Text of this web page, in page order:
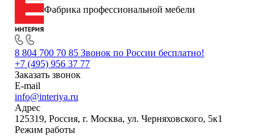
Фабрика профессиональной мебели
8 804 700 70 85 Звонок по России бесплатно!
+7 (495) 956 37 77
Заказать звонок
E-mail
info@interiya.ru
Адрес
125319, Россия, г. Москва, ул. Черняховского, 5к1
Режим работы